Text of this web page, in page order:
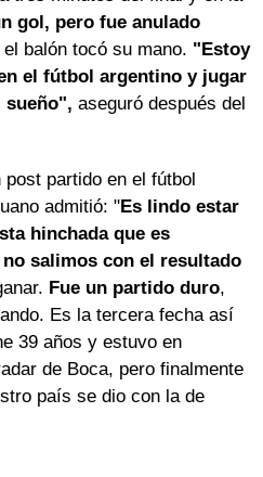
gol, pero fue anulado
balón tocó su mano. "Estoy
el fútbol argentino y jugar
sueño", aseguró después del
partido en el fútbol
admitió: "Es lindo estar
hinchada que es
salimos con el resultado
Fue un partido duro,
Es la tercera fecha así
39 años y estuvo en
de Boca, pero finalmente
país se dio con la de